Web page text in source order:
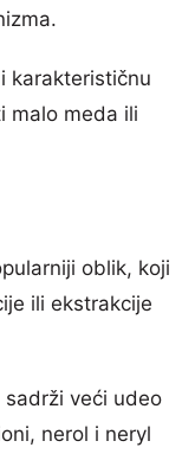
karakterističnu
malo meda ili
oblik, koji
ili ekstrakcije
sadrži veći udeo
nerol i neryl